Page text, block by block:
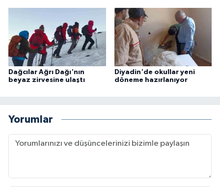
Dağcılar Ağrı Dağı'nın
beyaz zirvesine ulaştı
Diyadin'de okullar yeni
döneme hazırlanıyor
Yorumlar